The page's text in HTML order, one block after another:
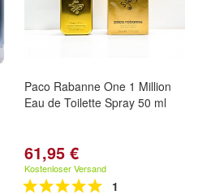
Paco Rabanne One 1 Million
Eau de Toilette Spray 50 ml
61,95 €
Kostenloser Versand
1